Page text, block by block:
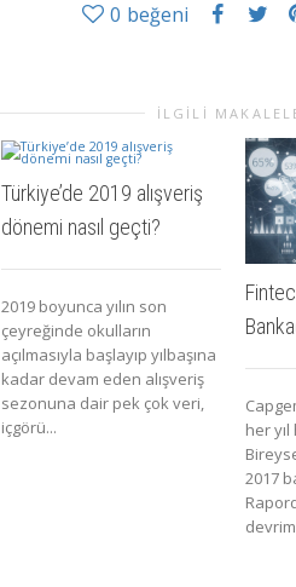
0 beğeni
İLGILI
Türkiye’de 2019 alışveriş
dönemi nasıl geçti?
2019 boyunca yılın son
çeyreğinde okulların
açılmasıyla başlayıp yılbaşına
kadar devam eden alışveriş
sezonuna dair pek çok veri,
içgörü...
her
2017